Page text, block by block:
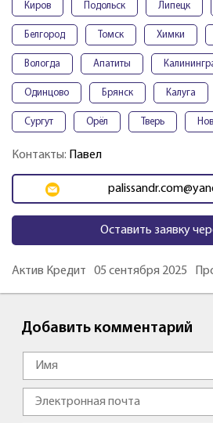
Киров Подольск Липецк
Белгород Томск Химки
Вологда Апатиты
Одинцово Брянск Калуга
Сургут Орёл Тверь
Контакты: Павел
Оставить заявку
Актив Кредит 05 сентября 2025
Добавить комментарий